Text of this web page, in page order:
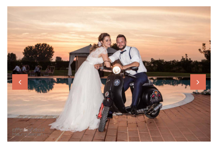
Previous Next